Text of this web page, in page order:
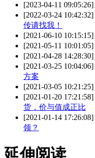
[2023-04-11 09:05:26]
[2022-03-24 10:42:32]
传请找我！
[2021-06-10 10:15:15]
[2021-05-11 10:01:05]
[2021-04-28 14:28:30]
[2021-03-25 10:04:06]
方案
[2021-03-05 10:21:25]
[2021-01-20 17:21:58]
货，价与值成正比
[2021-01-14 17:26:08]
领？
延伸阅读